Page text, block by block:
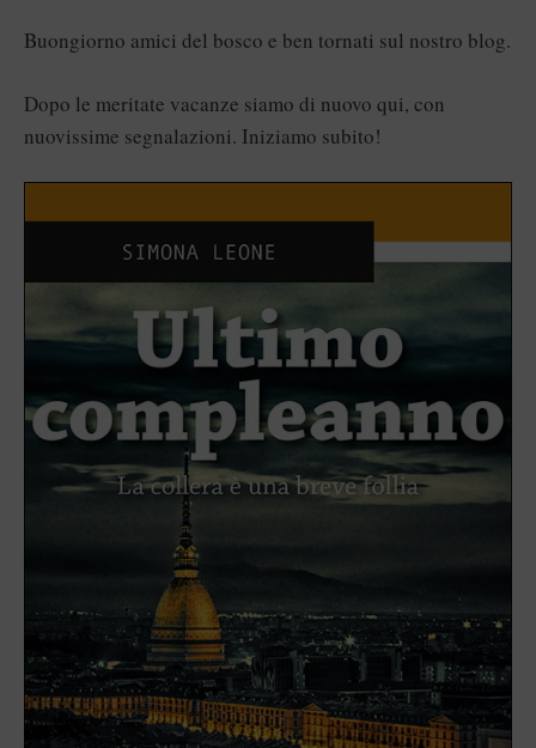
Buongiorno amici del bosco e ben tornati sul nostro blog.
Dopo le meritate vacanze siamo di nuovo qui, con
nuovissime segnalazioni. Iniziamo subito!